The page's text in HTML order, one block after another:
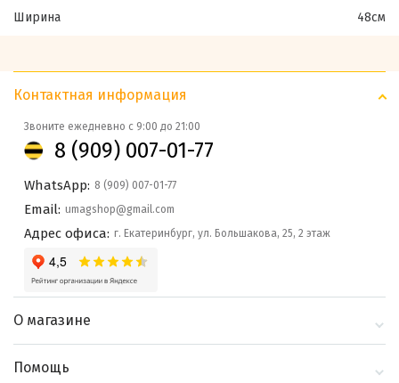
Ширина 48см
Контактная информация
Звоните ежедневно с 9:00 до 21:00
8 (909) 007-01-77
WhatsApp: 8 (909) 007-01-77
Email: umagshop@gmail.com
Адрес офиса: г. Екатеринбург, ул. Большакова, 25, 2 этаж
О магазине
Помощь